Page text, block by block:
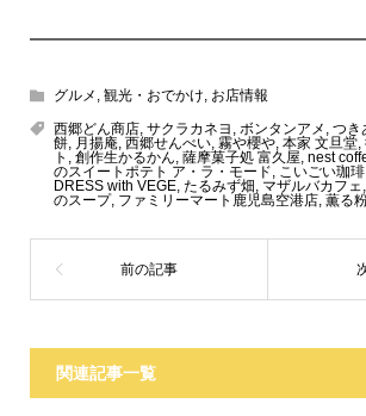
グルメ , 観光・おでかけ, お店情報
西郷どん商店, サクラカネヨ , ボンタンアメ , つき
餅, 月揚庵, 西郷せんべい, 霧や櫻や, 本家 文旦堂,
ト , 創作生かるかん, 薩摩菓子処 富久屋, nest
のスイートポテト ア・ラ・モード, こいごい珈琲
DRESS with VEGE, たるみず畑 , マザルバカフェ,
のスープ, ファミリーマート鹿児島空港店, 薫る
関連記事一覧